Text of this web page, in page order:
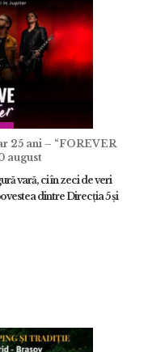
25 ani – “FOREVER
august
vară, ci în zeci de veri
dintre Direcția 5 și